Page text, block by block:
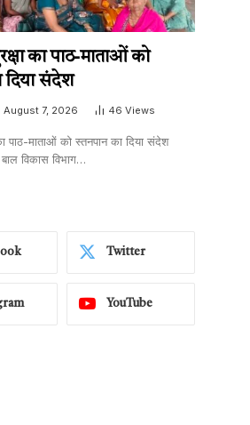
का पाठ-माताओं को
दिया संदेश
August 7, 2026 46 Views
पाठ-माताओं को स्तनपान का दिया संदेश
विकास विभाग…
Twitter
YouTube